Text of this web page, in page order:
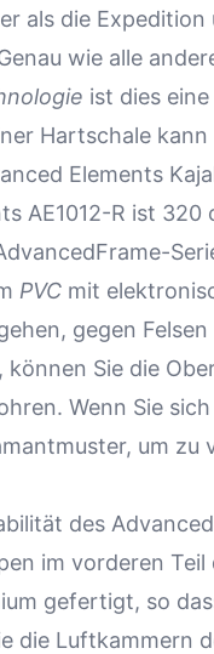
als die
wie alle
ist dies
Hartschale
Elements
AE1012-R ist
PVC mit
gegen
Sie die
Wenn Sie
um zu
des
im vorderen
gefertigt, so
die Luftkammern